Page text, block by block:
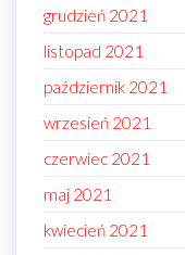
grudzień 2021
listopad 2021
październik 2021
wrzesień 2021
czerwiec 2021
maj 2021
kwiecień 2021